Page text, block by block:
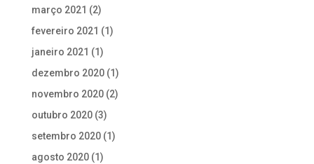
março 2021 (2)
fevereiro 2021 (1)
janeiro 2021 (1)
dezembro 2020(1)
novembro 2020(2)
outubro 2020(3)
setembro 2020(1)
agosto 2020(1)